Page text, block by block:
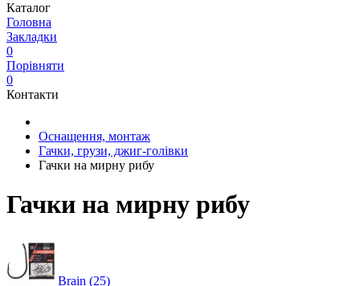
Каталог
Головна
Закладки
0
Порівняти
0
Контакти
Оснащення, монтаж
Гачки, грузи, джиг-голівки
Гачки на мирну рибу
Гачки на мирну рибу
Brain (25)